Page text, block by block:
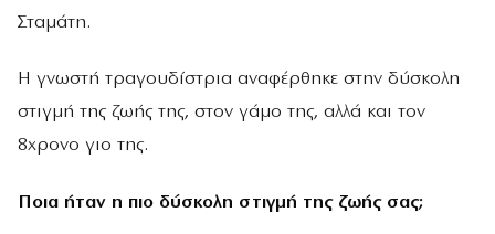
Σταμάτη.
Η γνωστή τραγουδίστρια αναφέρθηκε στην δύσκολη
στιγμή της ζωής της, στον γάμο της, αλλά και τον
8χρονο γιο της.
Ποια ήταν η πιο δύσκολη στιγµή της ζωής σας;